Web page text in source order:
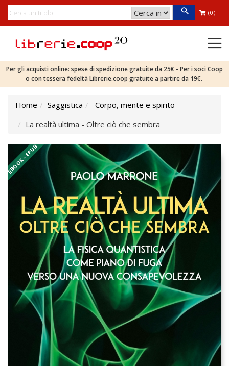
(0)
Per gli acquisti online: spese di spedizione gratuite da 25€ - Per i soci Coop
o con tessera fedeltà Librerie.coop gratuite a partire da 19€.
Home Saggistica
Corpo, mente e spirito
La realtà ultima - Oltre ciò che sembra
EBOOK - EPUB